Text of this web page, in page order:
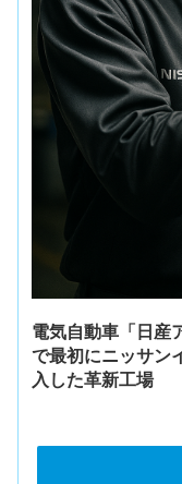
電気自動車「日産
で最初にニッサン
入した革新工場